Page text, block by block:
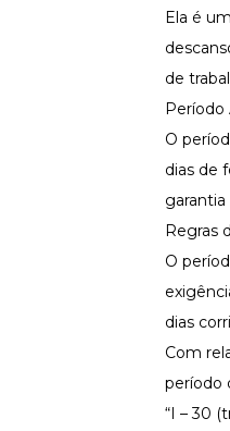
Ela é
de
Período
O
dias de
garantia
Regras
O
dias
Com
período
“I – 30